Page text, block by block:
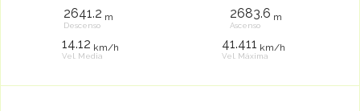
2641.2 m
Descenso
2683.6 m
Ascenso
14.12 km/h
Vel. Media
41.411 km/h
Vel. Máxima